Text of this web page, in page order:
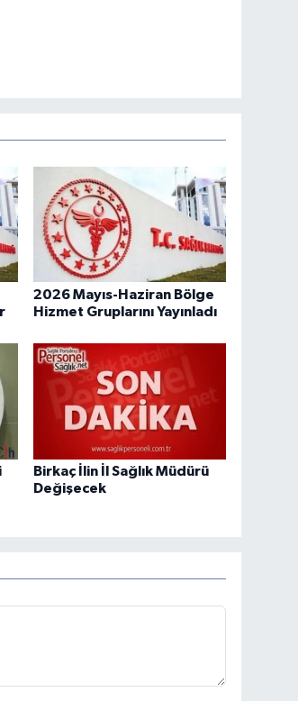
2026 Mayıs-Haziran Bölge
Hizmet Gruplarını Yayınladı
Birkaç İlin İl Sağlık Müdürü
Değişecek